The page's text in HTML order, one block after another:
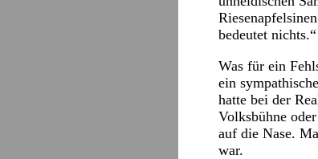
bedeutet nichts.“
Was für ein
ein
hatte bei der
Volksbühne
auf die Nase.
war.